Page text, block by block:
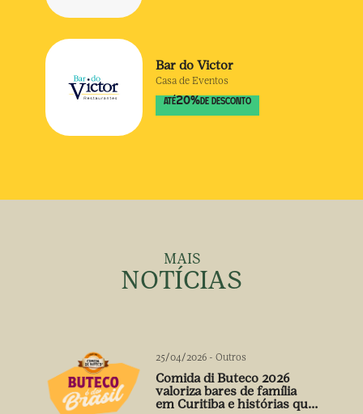
Bar do Victor
Casa de Eventos
ATÉ20% DE DESCONTO
MAIS
NOTÍCIAS
25/04/2026 - Outros
Comida di Buteco 2026
valoriza bares de família
em Curitiba e histórias que